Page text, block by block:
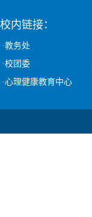
校内链接：
·教务处
·校团委
·心理健康教育中心